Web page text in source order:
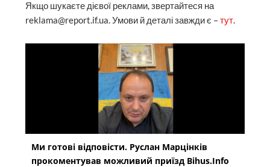
Якщо шукаєте дієвої реклами, звертайтеся на
reklama@report.if.ua. Умови й деталі завжди є –тут.
Ми готові відповісти. Руслан Марцінків
прокоментував можливий приїзд Bihus.Info